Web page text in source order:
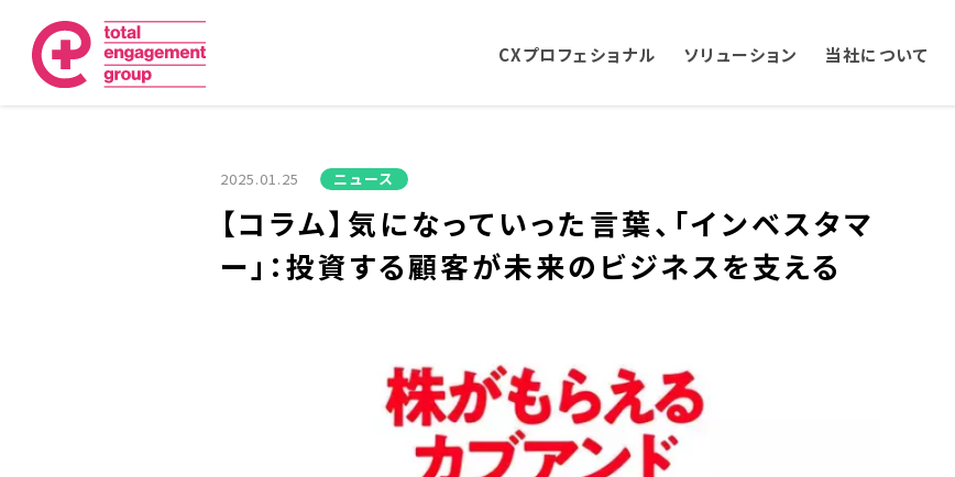
CXプロフェショナル ソリューション 当社について
2025.01.25 ニュース
【コラム】気になっていった言葉、「インベスタマ
ー」：投資する顧客が未来のビジネスを支える